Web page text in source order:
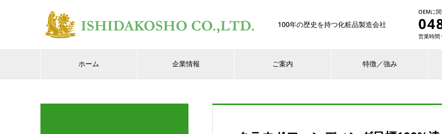
100年の歴史を持つ化粧品製造会社
OEMに
営業時間
ホーム 企業情報 ご案内 特徴／強み